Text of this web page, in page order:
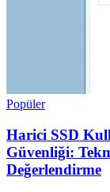
Popüler
Harici SSD
Güvenliği:
Değerlendirme